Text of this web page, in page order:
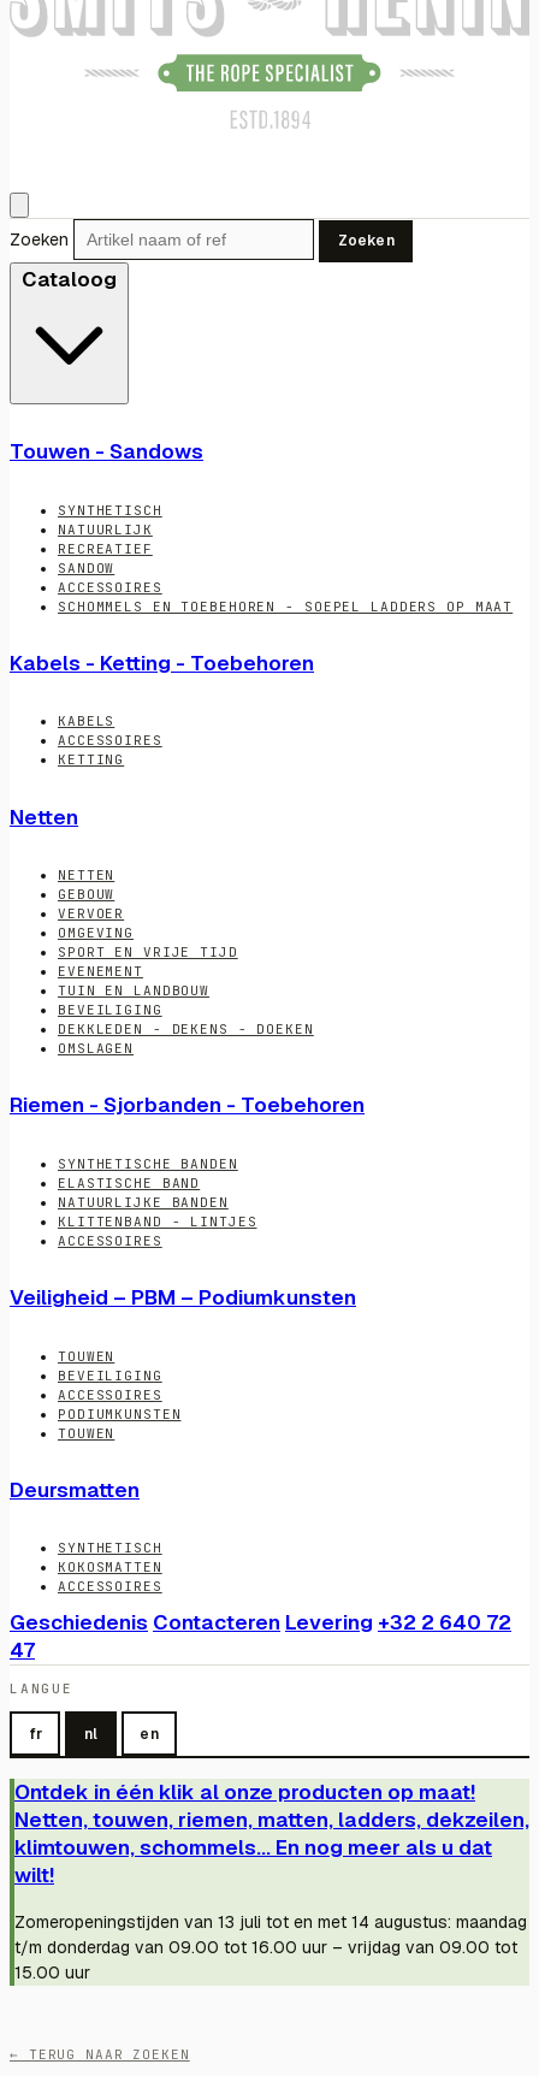
Zoeken Zoeken
Cataloog
Touwen - Sandows
SYNTHETISCH
NATUURLIJK
RECREATIEF
SANDOW
ACCESSOIRES
SCHOMMELS EN TOEBEHOREN - SOEPEL LADDERS OP MAAT
Kabels - Ketting - Toebehoren
KABELS
ACCESSOIRES
KETTING
Netten
NETTEN
GEBOUW
VERVOER
OMGEVING
SPORT EN VRIJE TIJD
EVENEMENT
TUIN EN LANDBOUW
BEVEILIGING
DEKKLEDEN - DEKENS - DOEKEN
OMSLAGEN
Riemen - Sjorbanden - Toebehoren
SYNTHETISCHE BANDEN
ELASTISCHE BAND
NATUURLIJKE BANDEN
KLITTENBAND - LINTJES
ACCESSOIRES
Veiligheid – PBM – Podiumkunsten
TOUWEN
BEVEILIGING
ACCESSOIRES
PODIUMKUNSTEN
TOUWEN
Deursmatten
SYNTHETISCH
KOKOSMATTEN
ACCESSOIRES
Geschiedenis Contacteren Levering +32 2 640 72
47
LANGUE
fr nl en
Ontdek in één klik al onze producten op maat!
Netten, touwen, riemen, matten, ladders, dekzeilen,
klimtouwen, schommels... En nog meer als u dat
wilt!
Zomeropeningstijden van 13 juli tot en met 14 augustus: maandag
t/m donderdag van 09.00 tot 16.00 uur – vrijdag van 09.00 tot
15.00 uur
← TERUG NAAR ZOEKEN